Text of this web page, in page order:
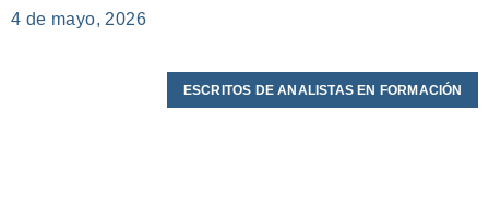
4 de mayo, 2026
ESCRITOS DE ANALISTAS EN FORMACIÓN